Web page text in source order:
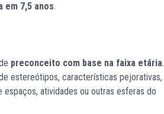
em 7,5 anos.
preconceito com base na faixa etária.
estereótipos, características pejorativas,
atividades ou outras esferas do